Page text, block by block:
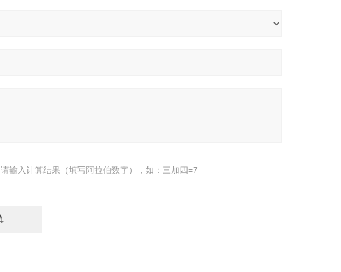
请输入计算结果（填写阿拉伯数字），如：三加四=7